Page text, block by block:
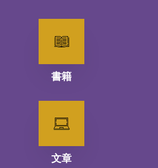
書籍
文章